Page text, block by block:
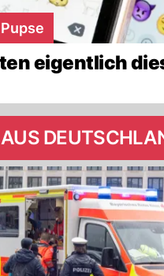
eigentlich